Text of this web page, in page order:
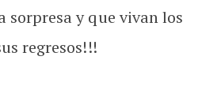
sorpresa y que vivan los
regresos!!!